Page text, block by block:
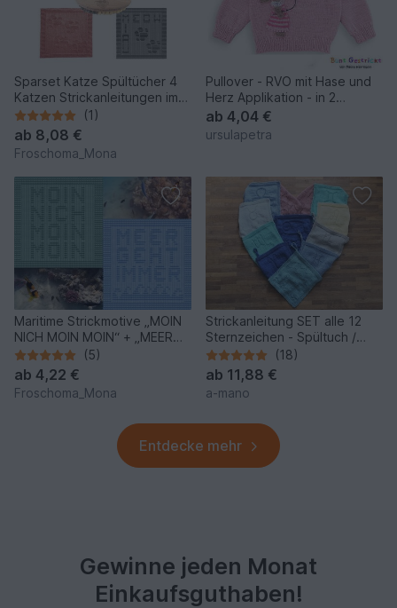
Sparset Katze Spültücher 4
Katzen Strickanleitungen im
Set Pfotentuch Spüli
(1)
ab 8,08 €
Froschoma_Mona
Pullover - RVO mit Hase und
Herz Applikation - in 2
Größen
ab 4,04 €
ursulapetra
Maritime Strickmotive „MOIN
NICH MOIN MOIN“ + „MEER
GEHT IMMER“ Spültuch
(5)
ab 4,22 €
Froschoma_Mona
Strickanleitung SET alle 12
Sternzeichen - Spültuch /
Waschlappen(18)
ab 11,88 €
a-mano
Entdecke mehr
Gewinne jeden Monat
Einkaufsguthaben!